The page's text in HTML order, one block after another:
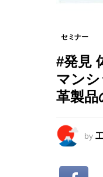
セミナー
#発見
マン
革製品
by